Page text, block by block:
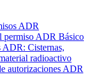
ADR
permiso ADR Básico
ADR: Cisternas,
radioactivo
autorizaciones ADR